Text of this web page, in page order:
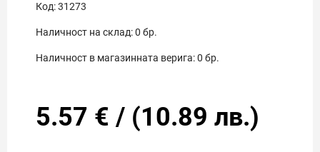
Код:31273
Наличност на склад:0 бр.
Наличност в магазинната верига:0 бр.
5.57 € / (10.89 лв.)